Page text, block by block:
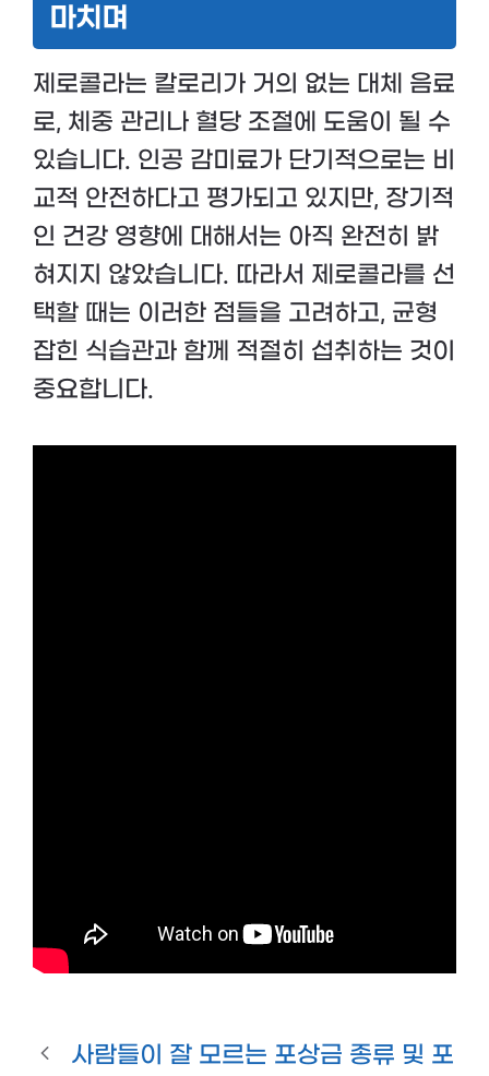
마치며
제로콜라는 칼로리가 거의 없는 대체 음료
로, 체중 관리나 혈당 조절에 도움이 될 수
있습니다. 인공 감미료가 단기적으로는 비
교적 안전하다고 평가되고 있지만, 장기적
인 건강 영향에 대해서는 아직 완전히 밝
혀지지 않았습니다. 따라서 제로콜라를 선
택할 때는 이러한 점들을 고려하고, 균형
잡힌 식습관과 함께 적절히 섭취하는 것이
중요합니다.
사람들이 잘 모르는 포상금 종류 및 포